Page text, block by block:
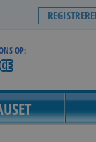
OP: